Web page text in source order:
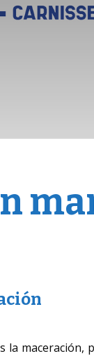
la maceración,